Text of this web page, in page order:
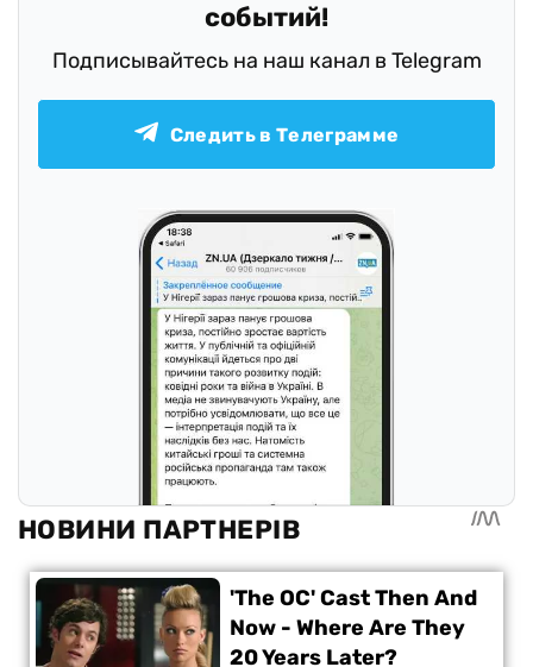
событий!
Подписывайтесь на наш канал в Telegram
Следить в Телеграмме